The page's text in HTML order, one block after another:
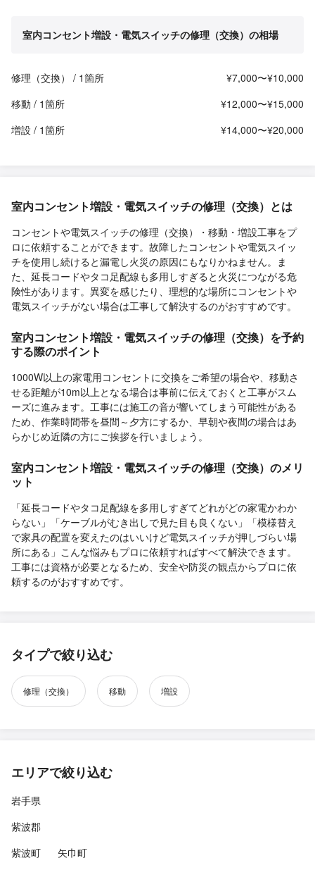
室内コンセント増設・電気スイッチの修理（交換）の相場
修理（交換） / 1箇所
¥7,000〜¥10,000
移動 / 1箇所
¥12,000〜¥15,000
増設 / 1箇所
¥14,000〜¥20,000
室内コンセント増設・電気スイッチの修理（交換）とは
コンセントや電気スイッチの修理（交換）・移動・増設工事をプ
ロに依頼することができます。故障したコンセントや電気スイッ
チを使用し続けると漏電し火災の原因にもなりかねません。ま
た、延長コードやタコ足配線も多用しすぎると火災につながる危
険性があります。異変を感じたり、理想的な場所にコンセントや
電気スイッチがない場合は工事して解決するのがおすすめです。
室内コンセント増設・電気スイッチの修理（交換）を予約
する際のポイント
1000W以上の家電用コンセントに交換をご希望の場合や、移動さ
せる距離が10m以上となる場合は事前に伝えておくと工事がスム
ーズに進みます。工事には施工の音が響いてしまう可能性がある
ため、作業時間帯を昼間～夕方にするか、早朝や夜間の場合はあ
らかじめ近隣の方にご挨拶を行いましょう。
室内コンセント増設・電気スイッチの修理（交換）のメリ
ット
「延長コードやタコ足配線を多用しすぎてどれがどの家電かわか
らない」「ケーブルがむき出しで見た目も良くない」「模様替え
で家具の配置を変えたのはいいけど電気スイッチが押しづらい場
所にある」こんな悩みもプロに依頼すればすべて解決できます。
工事には資格が必要となるため、安全や防災の観点からプロに依
頼するのがおすすめです。
タイプで絞り込む
修理（交換） 移動 増設
エリアで絞り込む
岩手県
紫波郡
紫波町
矢巾町